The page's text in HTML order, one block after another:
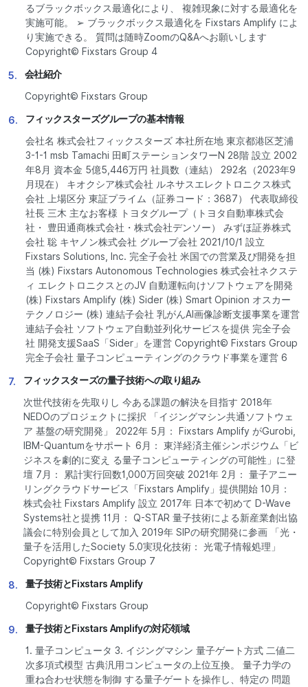
るブラックボックス最適化により、 複雑現象に対する最適化を
実施可能。 ➢ ブラックボックス最適化を Fixstars Amplify によ
り実施できる。 質問は随時ZoomのQ&Aへお願いします
Copyright© Fixstars Group 4
5.
会社紹介
Copyright© Fixstars Group
6.
フィックスターズグループの基本情報
会社名 株式会社フィックスターズ 本社所在地 東京都港区芝浦
3-1-1 msb Tamachi 田町ステーションタワーN 28階 設立 2002
年8月 資本金 5億5,446万円 社員数（連結） 292名（2023年9
月現在） キオクシア株式会社 ルネサスエレクトロニクス株式
会社 上場区分 東証プライム（証券コード：3687） 代表取締役
社長 三木 主なお客様 トヨタグループ（トヨタ自動車株式会
社・ 豊田通商株式会社・株式会社デンソー） みずほ証券株式
会社 聡 キヤノン株式会社 グループ会社 2021/10/1 設立
Fixstars Solutions, Inc. 完全子会社 米国での営業及び開発を担
当 (株) Fixstars Autonomous Technologies 株式会社ネクステ
ィ エレクトロニクスとのJV 自動運転向けソフトウェアを開発
(株) Fixstars Amplify (株) Sider (株) Smart Opinion オスカー
テクノロジー (株) 連結子会社 乳がんAI画像診断支援事業を運営
連結子会社 ソフトウェア自動並列化サービスを提供 完全子会
社 開発支援SaaS「Sider」を運営 Copyright© Fixstars Group
完全子会社 量子コンピューティングのクラウド事業を運営 6
7.
フィックスターズの量子技術への取り組み
次世代技術を先取りし 今ある課題の解決を目指す 2018年
NEDOのプロジェクトに採択 「イジングマシン共通ソフトウェ
ア 基盤の研究開発」 2022年 5月： Fixstars Amplify がGurobi,
IBM-Quantumをサポート 6月： 東洋経済主催シンポジウム「ビ
ジネスを劇的に変え る量子コンピューティングの可能性」に登
壇 7月： 累計実行回数1,000万回突破 2021年 2月： 量子アニー
リングクラウドサービス「Fixstars Amplify」提供開始 10月：
株式会社 Fixstars Amplify 設立 2017年 日本で初めて D-Wave
Systems社と提携 11月： Q-STAR 量子技術による新産業創出協
議会に特別会員として加入 2019年 SIPの研究開発に参画 「光・
量子を活用したSociety 5.0実現化技術： 光電子情報処理」
Copyright© Fixstars Group 7
8.
量子技術とFixstars Amplify
Copyright© Fixstars Group
9.
量子技術とFixstars Amplifyの対応領域
1. 量子コンピュータ 3. イジングマシン 量子ゲート方式 二値二
次多項式模型 古典汎用コンピュータの上位互換。 量子力学の
重ね合わせ状態を制御 する量子ゲートを操作し、特定の 問題